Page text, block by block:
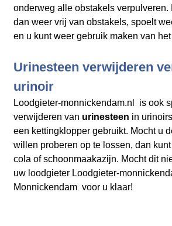
onderweg alle obstakels verpulveren.
dan weer vrij van obstakels, spoelt
en u kunt weer gebruik maken van
Urinesteen verwijderen
urinoir
Loodgieter-monnickendam.nl is ook
verwijderen van urinesteen in
een kettingklopper gebruikt. Mocht u
willen proberen op te lossen, dan
cola of schoonmaakazijn. Mocht dit
uw loodgieter Loodgieter-
Monnickendam voor u klaar!